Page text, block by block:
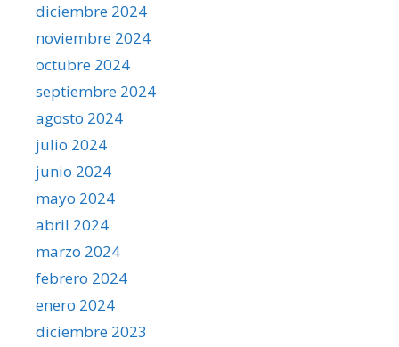
diciembre 2024
noviembre 2024
octubre 2024
septiembre 2024
agosto 2024
julio 2024
junio 2024
mayo 2024
abril 2024
marzo 2024
febrero 2024
enero 2024
diciembre 2023